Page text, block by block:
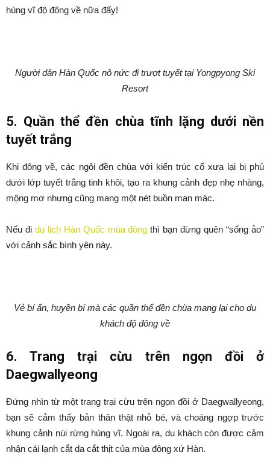
hùng vĩ độ đông về nữa đấy!
Người dân Hàn Quốc nô nức đi trượt tuyết tại Yongpyong Ski
Resort
5. Quần thể đền chùa tĩnh lặng dưới nền
tuyết trắng
Khi đông về, các ngôi đền chùa với kiến trúc cổ xưa lại bị phủ
dưới lớp tuyết trắng tinh khôi, tạo ra khung cảnh đẹp nhẹ nhàng,
mộng mơ nhưng cũng mang một nét buồn man mác.
Nếu đi du lịch Hàn Quốc mùa đông thì bạn đừng quên “sống ảo”
với cảnh sắc bình yên này.
Vẻ bí ẩn, huyền bí mà các quần thể đền chùa mang lại cho du
khách độ đông về
6. Trang trại cừu trên ngọn đồi ở
Daegwallyeong
Đứng nhìn từ một trang trại cừu trên ngọn đồi ở Daegwallyeong,
bạn sẽ cảm thấy bản thân thật nhỏ bé, và choáng ngợp trước
khung cảnh núi rừng hùng vĩ. Ngoài ra, du khách còn được cảm
nhận cái lạnh cắt da cắt thịt của mùa đông xứ Hàn.